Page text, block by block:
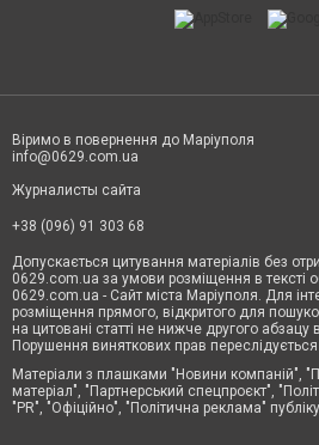
Віримо в повернення до Маріуполя
info@0629.com.ua
Журналисты сайта
+38 (096) 91 303 68
Допускається цитування матеріалів без
0629.com.ua за умови розміщення в тексті
0629.com.ua - Сайт міста Маріуполя. Для
розміщення прямого, відкритого для
на цитовані статті не нижче другого абзацу
Порушення виняткових прав
Матеріали з плашками "Новини компаній",
матеріал", "Партнерський спецпроєкт",
"PR", "Офіційно", "Політична реклама"